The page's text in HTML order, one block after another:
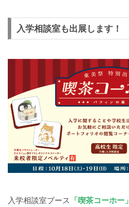
入学相談室も出展します！
入学相談室ブース 「喫茶コーホー」